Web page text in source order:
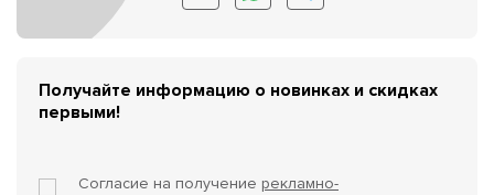
Получайте информацию о новинках и скидках
первыми!
Согласие на получение рекламно-